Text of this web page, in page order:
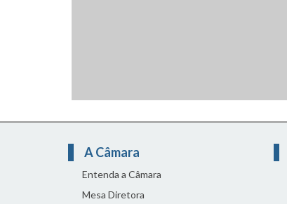
A Câmara
Entenda a Câmara
Mesa Diretora